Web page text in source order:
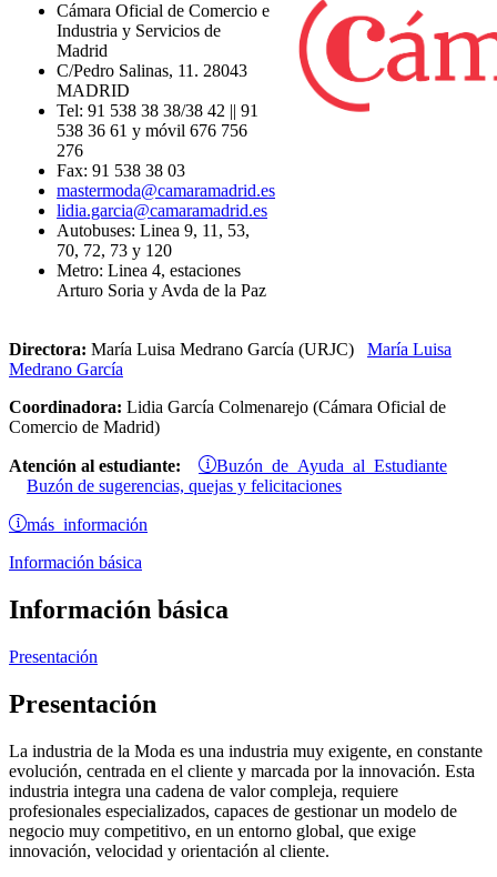
Cámara Oficial de Comercio e
Industria y Servicios de
Madrid
C/Pedro Salinas, 11. 28043
MADRID
Tel: 91 538 38 38/38 42 || 91
538 36 61 y móvil 676 756
276
Fax: 91 538 38 03
mastermoda@camaramadrid.es
lidia.garcia@camaramadrid.es
Autobuses: Linea 9, 11, 53,
70, 72, 73 y 120
Metro: Linea 4, estaciones
Arturo Soria y Avda de la Paz
Directora: María Luisa Medrano García (URJC) María Luisa
Medrano García
Coordinadora: Lidia García Colmenarejo (Cámara Oficial de
Comercio de Madrid)
Atención al estudiante: Buzón de Ayuda al Estudiante
Buzón de sugerencias, quejas y felicitaciones
más información
Información básica
Información básica
Presentación
Presentación
La industria de la Moda es una industria muy exigente, en constante
evolución, centrada en el cliente y marcada por la innovación. Esta
industria integra una cadena de valor compleja, requiere
profesionales especializados, capaces de gestionar un modelo de
negocio muy competitivo, en un entorno global, que exige
innovación, velocidad y orientación al cliente.